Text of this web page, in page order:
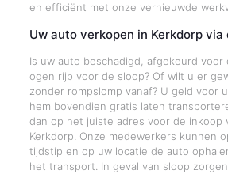
en efficiënt met onze vernieuwde
Uw auto verkopen in Kerkdorp via
Is uw auto beschadigd, afgekeurd voor
ogen rijp voor de sloop? Of wilt u er
zonder rompslomp vanaf? U geld voor
hem bovendien gratis laten
dan op het juiste adres voor de inkoop
Kerkdorp. Onze medewerkers kunnen
tijdstip en op uw locatie de auto
het transport. In geval van sloop